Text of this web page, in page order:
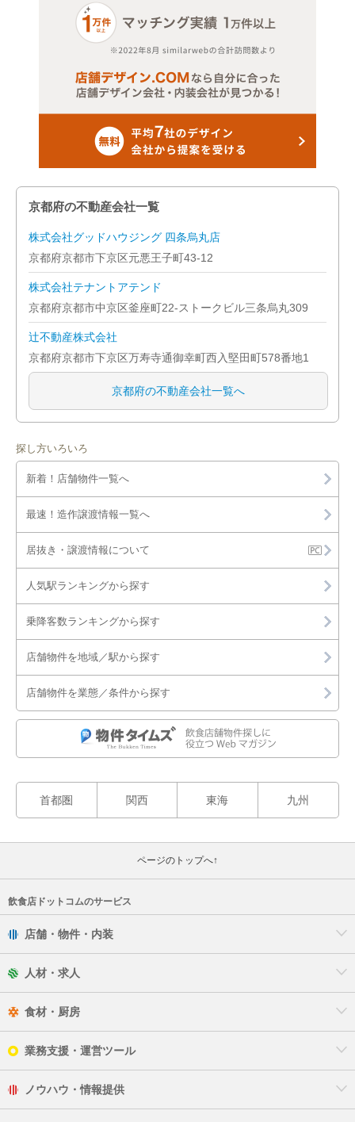
京都府の不動産会社一覧
株式会社グッドハウジング 四条烏丸店
京都府京都市下京区元悪王子町43-12
株式会社テナントアテンド
京都府京都市中京区釜座町22-ストークビル三条烏丸309
辻不動産株式会社
京都府京都市下京区万寿寺通御幸町西入堅田町578番地1
京都府の不動産会社一覧へ
探し方いろいろ
新着！店舗物件一覧へ
最速！造作譲渡情報一覧へ
居抜き・譲渡情報について
人気駅ランキングから探す
乗降客数ランキングから探す
店舗物件を地域／駅から探す
店舗物件を業態／条件から探す
首都圏 関西 東海 九州
ページのトップへ↑
飲食店ドットコムのサービス
店舗・物件・内装
人材・求人
食材・厨房
業務支援・運営ツール
ノウハウ・情報提供